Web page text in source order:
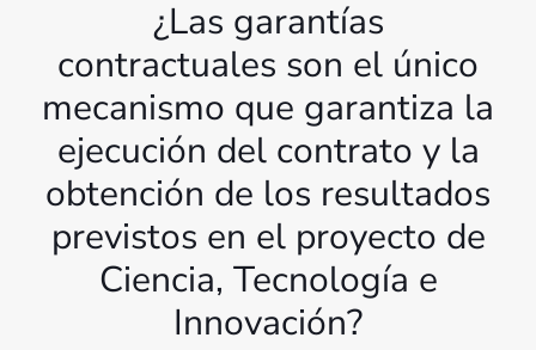
¿Las garantías
contractuales son el único
mecanismo que garantiza la
ejecución del contrato y la
obtención de los resultados
previstos en el proyecto de
Ciencia, Tecnología e
Innovación?